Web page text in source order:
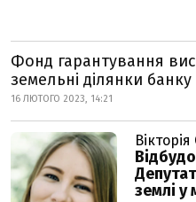
Фонд гарантування
земельні ділянки
16 ЛЮТОГО 2023, 14:21
землі у